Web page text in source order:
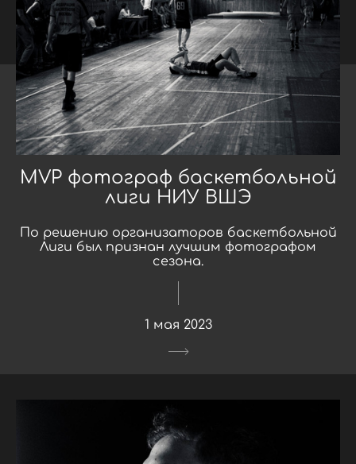
MVP фотограф баскетбольной
лиги НИУ ВШЭ
По решению организаторов баскетбольной
Лиги был признан лучшим фотографом
сезона.
1 мая 2023